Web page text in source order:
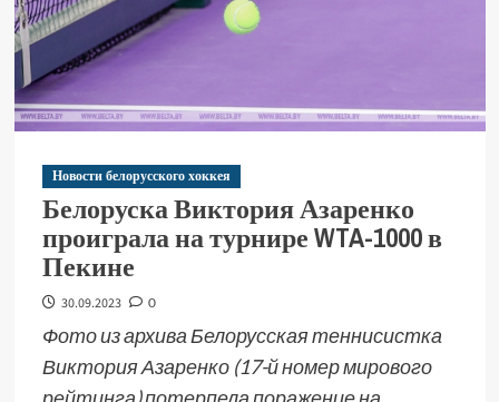
Новости белорусского хоккея
Белоруска Виктория Азаренко
проиграла на турнире WTA-1000 в
Пекине
30.09.2023 0
Фото из архива Белорусская теннисистка
Виктория Азаренко (17-й номер мирового